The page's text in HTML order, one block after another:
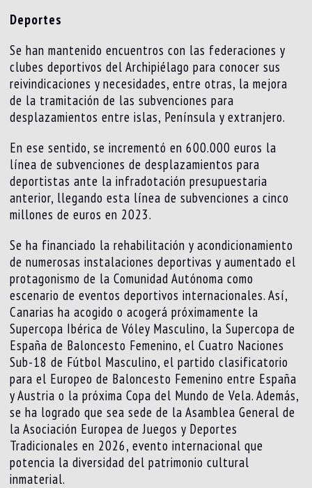
Deportes
Se han mantenido encuentros con las federaciones y
clubes deportivos del Archipiélago para conocer sus
reivindicaciones y necesidades, entre otras, la mejora
de la tramitación de las subvenciones para
desplazamientos entre islas, Península y extranjero.
En ese sentido, se incrementó en 600.000 euros la
línea de subvenciones de desplazamientos para
deportistas ante la infradotación presupuestaria
anterior, llegando esta línea de subvenciones a cinco
millones de euros en 2023.
Se ha financiado la rehabilitación y acondicionamiento
de numerosas instalaciones deportivas y aumentado el
protagonismo de la Comunidad Autónoma como
escenario de eventos deportivos internacionales. Así,
Canarias ha acogido o acogerá próximamente la
Supercopa Ibérica de Vóley Masculino, la Supercopa de
España de Baloncesto Femenino, el Cuatro Naciones
Sub-18 de Fútbol Masculino, el partido clasificatorio
para el Europeo de Baloncesto Femenino entre España
y Austria o la próxima Copa del Mundo de Vela. Además,
se ha logrado que sea sede de la Asamblea General de
la Asociación Europea de Juegos y Deportes
Tradicionales en 2026, evento internacional que
potencia la diversidad del patrimonio cultural
inmaterial.